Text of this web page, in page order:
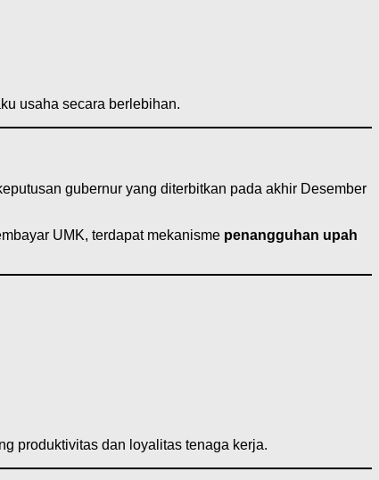
usaha secara berlebihan.
gubernur yang diterbitkan pada akhir Desember
UMK, terdapat mekanisme penangguhan upah
produktivitas dan loyalitas tenaga kerja.